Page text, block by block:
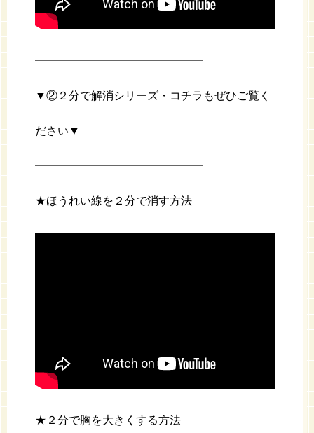
━━━━━━━━━━━━━━━
▼②２分で解消シリーズ・コチラもぜひご覧く
ださい▼
━━━━━━━━━━━━━━━
★ほうれい線を２分で消す方法
★２分で胸を大きくする方法